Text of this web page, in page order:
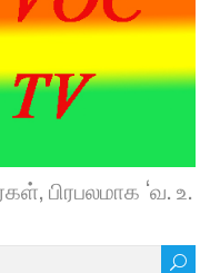
பிரபலமாக ‘வ. உ.